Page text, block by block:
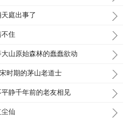
庭出事了
住
山原始森林的蠢蠢欲动
时期的茅山老道士
静千年前的老友相见
仙